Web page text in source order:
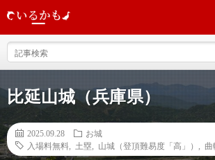
比延山城（兵庫県）
2025.09.28
お城
入場料無料
土塁 山城（登頂難易度「高」） 曲